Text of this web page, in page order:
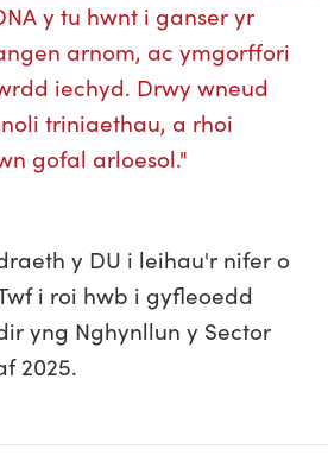
y tu hwnt i ganser yr
arnom, ac ymgorffori
iechyd. Drwy wneud
triniaethau, a rhoi
gofal arloesol."
y DU i leihau'r nifer o
i roi hwb i gyfleoedd
yng Nghynllun y Sector
2025.